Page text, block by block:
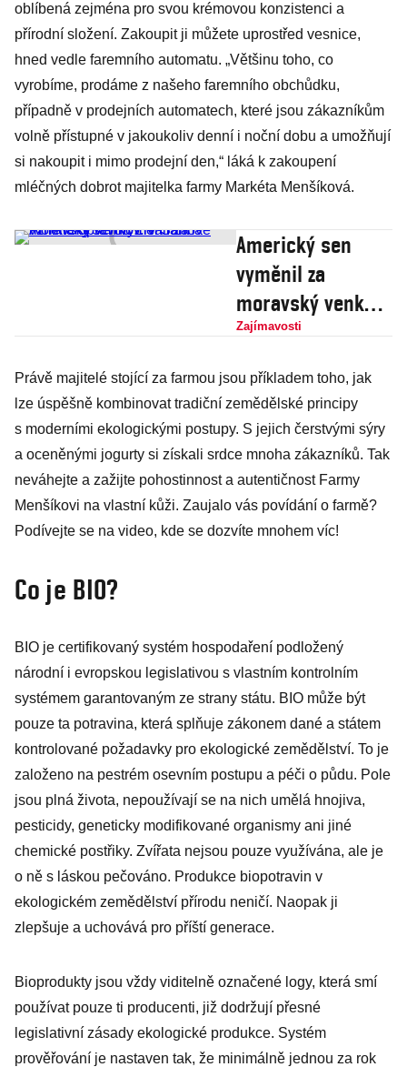
oblíbená zejména pro svou krémovou konzistenci a
přírodní složení. Zakoupit ji můžete uprostřed vesnice,
hned vedle faremního automatu. „Většinu toho, co
vyrobíme, prodáme z našeho faremního obchůdku,
případně v prodejních automatech, které jsou zákazníkům
volně přístupné v jakoukoliv denní i noční dobu a umožňují
si nakoupit i mimo prodejní den,“ láká k zakoupení
mléčných dobrot majitelka farmy Markéta Menšíková.
Americký sen
vyměnil za
moravský venkov.
V Šanově vznikla
farma
Zajímavosti
Právě majitelé stojící za farmou jsou příkladem toho, jak
lze úspěšně kombinovat tradiční zemědělské principy
s moderními ekologickými postupy. S jejich čerstvými sýry
a oceněnými jogurty si získali srdce mnoha zákazníků. Tak
neváhejte a zažijte pohostinnost a autentičnost Farmy
Menšíkovi na vlastní kůži. Zaujalo vás povídání o farmě?
Podívejte se na video, kde se dozvíte mnohem víc!
Co je BIO?
BIO je certifikovaný systém hospodaření podložený
národní i evropskou legislativou s vlastním kontrolním
systémem garantovaným ze strany státu. BIO může být
pouze ta potravina, která splňuje zákonem dané a státem
kontrolované požadavky pro ekologické zemědělství. To je
založeno na pestrém osevním postupu a péči o půdu. Pole
jsou plná života, nepoužívají se na nich umělá hnojiva,
pesticidy, geneticky modifikované organismy ani jiné
chemické postřiky. Zvířata nejsou pouze využívána, ale je
o ně s láskou pečováno. Produkce biopotravin v
ekologickém zemědělství přírodu neničí. Naopak ji
zlepšuje a uchovává pro příští generace.
Bioprodukty jsou vždy viditelně označené logy, která smí
používat pouze ti producenti, již dodržují přesné
legislativní zásady ekologické produkce. Systém
prověřování je nastaven tak, že minimálně jednou za rok